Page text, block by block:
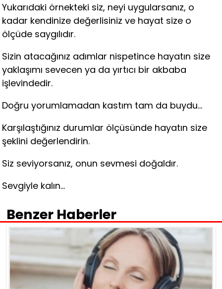
Yukarıdaki örnekteki siz, neyi uygularsanız, o
kadar kendinize değerlisiniz ve hayat size o
ölçüde saygılıdır.
Sizin atacağınız adımlar nispetince hayatın size
yaklaşımı sevecen ya da yırtıcı bir akbaba
işlevindedir.
Doğru yorumlamadan kastım tam da buydu…
Karşılaştığınız durumlar ölçüsünde hayatın size
şeklini değerlendirin.
Siz seviyorsanız, onun sevmesi doğaldır.
Sevgiyle kalın…
Benzer Haberler